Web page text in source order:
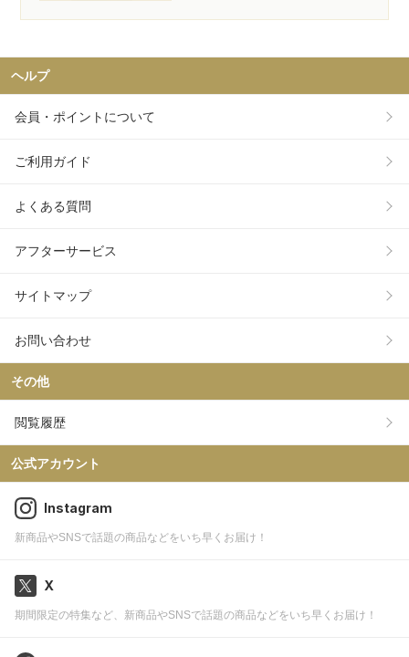
ヘルプ
会員・ポイントについて
ご利用ガイド
よくある質問
アフターサービス
サイトマップ
お問い合わせ
その他
閲覧履歴
公式アカウント
Instagram
新商品やSNSで話題の商品などをいち早くお届け！
X
期間限定の特集など、新商品やSNSで話題の商品などをいち早くお届け！